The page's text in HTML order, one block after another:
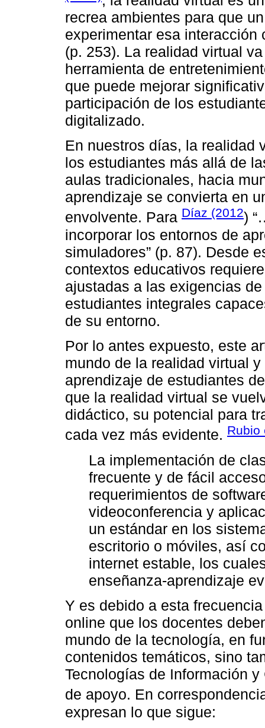
recrea ambientes para que
experimentar esa interacción
(p. 253). La realidad virtual
herramienta de
que puede mejorar
participación de los
digitalizado.
En nuestros días, la realidad
los estudiantes más allá de
aulas tradicionales, hacia
aprendizaje se convierta en
envolvente. Para Díaz (2012)
incorporar los entornos de
simuladores” (p. 87). Desde
contextos educativos
ajustadas a las exigencias
estudiantes integrales
de su entorno.
Por lo antes expuesto, este
mundo de la realidad virtual
aprendizaje de estudiantes
que la realidad virtual se
didáctico, su potencial para
cada vez más evidente. Rubio
La implementación de
frecuente y de fácil
requerimientos de
videoconferencia y
un estándar en los
escritorio o móviles, así
internet estable, los
enseñanza-aprendizaje
Y es debido a esta
online que los docentes
mundo de la tecnología, en
contenidos temáticos, sino
Tecnologías de Información
de apoyo. En
expresan lo que sigue: